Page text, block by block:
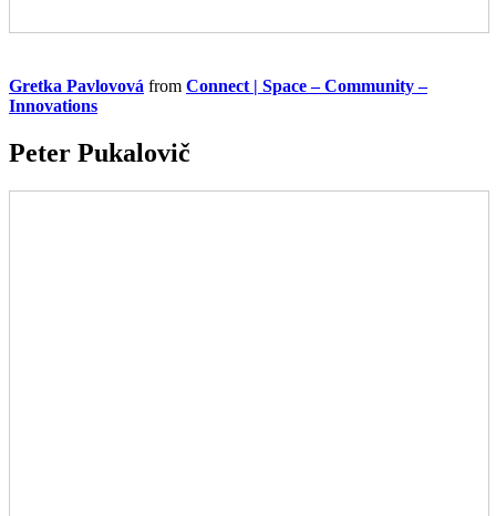
Gretka Pavlovová from Connect | Space – Community –
Innovations
Peter Pukalovič